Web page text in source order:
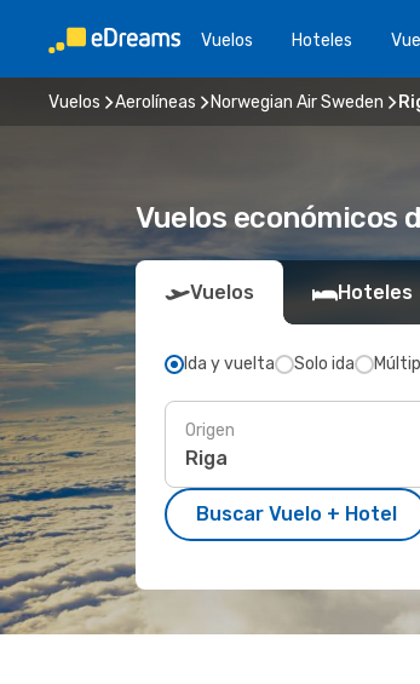
Vuelos Hoteles
Vuelos Aerolíneas Norwegian Air Sweden
Vuelos económicos
Vuelos Hoteles
Ida y vuelta Solo ida
Origen
Buscar Vuelo + Hotel